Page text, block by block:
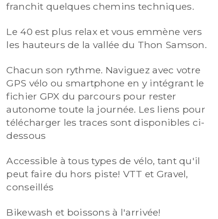
franchit quelques chemins techniques.
Le 40 est plus relax et vous emmène vers
les hauteurs de la vallée du Thon Samson.
Chacun son rythme. Naviguez avec votre
GPS vélo ou smartphone en y intégrant le
fichier GPX du parcours pour rester
autonome toute la journée. Les liens pour
télécharger les traces sont disponibles ci-
dessous
Accessible à tous types de vélo, tant qu'il
peut faire du hors piste! VTT et Gravel,
conseillés
Bikewash et boissons à l'arrivée!